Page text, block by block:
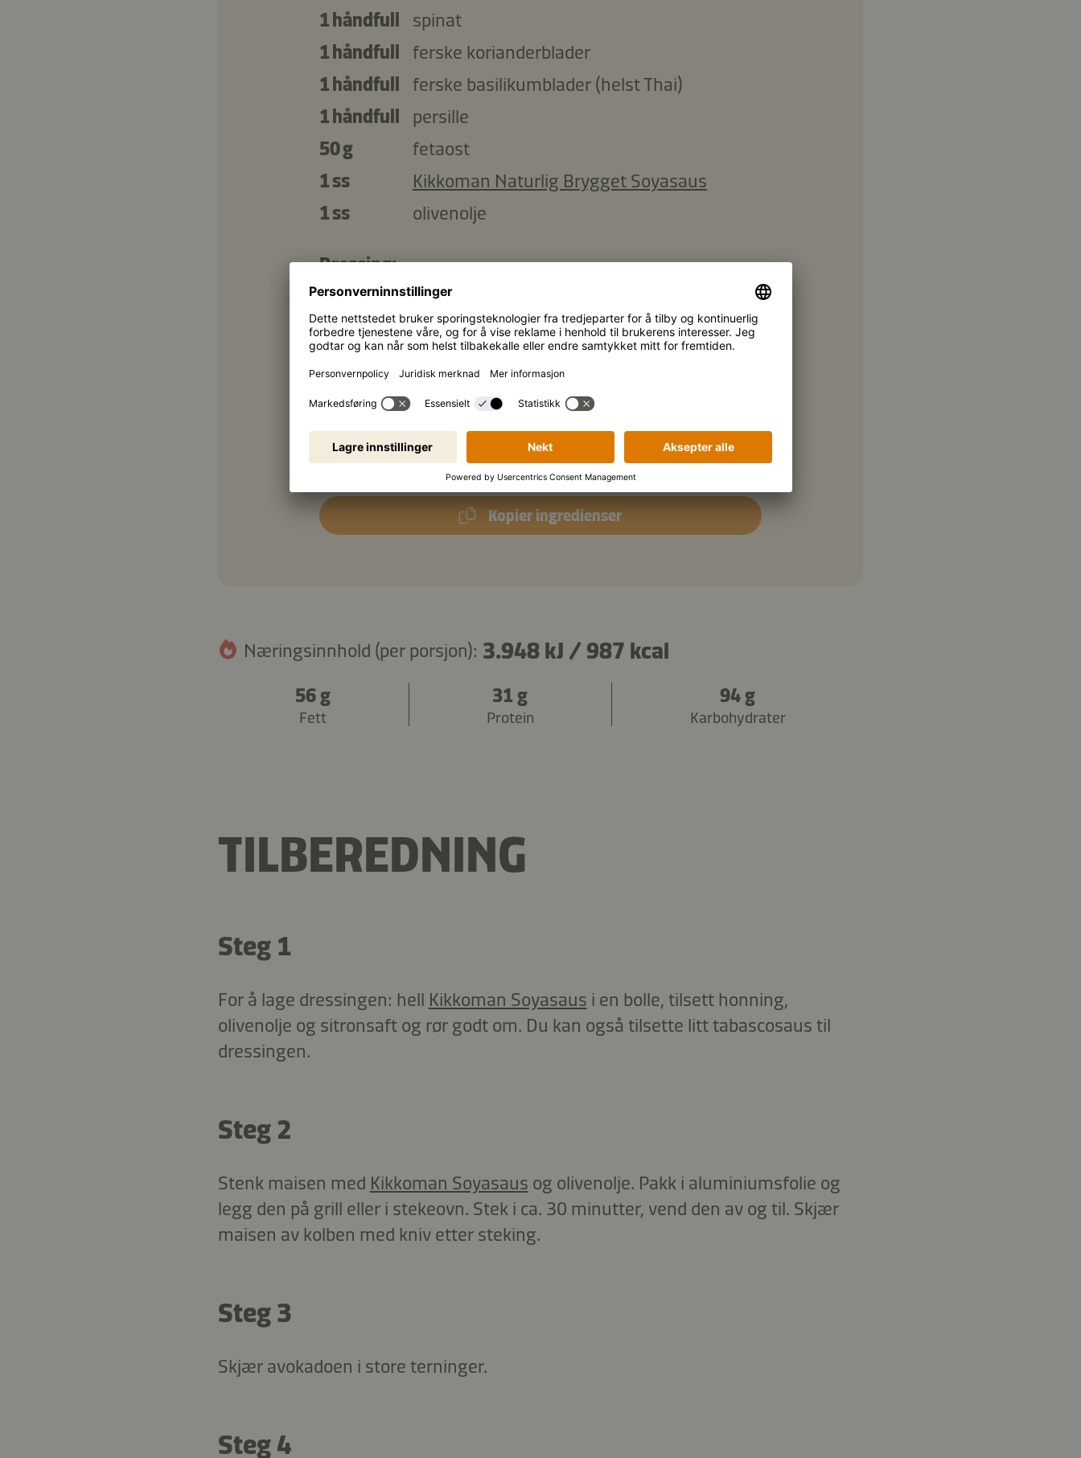
1 håndfull
spinat
1 håndfull
ferske korianderblader
1 håndfull
ferske basilikumblader (helst Thai)
1 håndfull
persille
50 g
fetaost
1 ss
Kikkoman Naturlig Brygget Soyasaus
1 ss
olivenolje
Dressing:
1 dl
Kikkoman Naturlig Brygget Soyasaus
1 toppet spiseskje honning
0,7 dl
tabascosaus (valgfritt)
Kopier ingredienser
Næringsinnhold (per porsjon): 3.948 kJ / 987 kcal
56 g
Fett
31 g
Protein
94 g
Karbohydrater
TILBEREDNING
Steg 1
For å lage dressingen: hell Kikkoman Soyasaus i en bolle, tilsett honning,
olivenolje og sitronsaft og rør godt om. Du kan også tilsette litt tabascosaus til
dressingen.
Steg 2
Stenk maisen med Kikkoman Soyasaus og olivenolje. Pakk i aluminiumsfolie og
legg den på grill eller i stekeovn. Stek i ca. 30 minutter, vend den av og til. Skjær
maisen av kolben med kniv etter steking.
Steg 3
Skjær avokadoen i store terninger.
Steg 4